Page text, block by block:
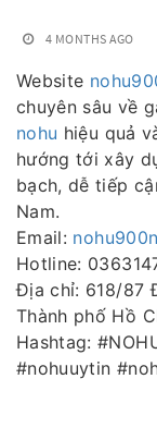
4 MONTHS AGO
Website
chuyên sâu về
nohu hiệu quả
hướng tới xây
bạch, dễ tiếp
Nam.
Email:
Hotline:
Địa chỉ: 618/87
Thành phố Hồ
Hashtag:
#nohuuytin